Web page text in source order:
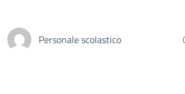
Personale scolastico